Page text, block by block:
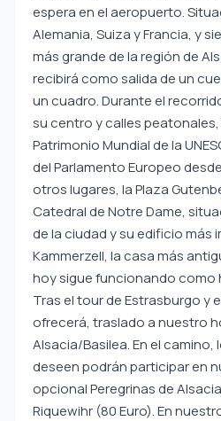
espera en el aeropuerto.
Alemania, Suiza y Francia, y
más grande de la región de
recibirá como salida de un
un cuadro. Durante el
su centro y calles
Patrimonio Mundial de la
del Parlamento Europeo
otros lugares, la Plaza
Catedral de Notre Dame,
de la ciudad y su edificio más
Kammerzell, la casa más
hoy sigue funcionando como
Tras el tour de Estrasburgo y
ofrecerá, traslado a nuestro
Alsacia/Basilea. En el
deseen podrán participar en
opcional Peregrinas de
Riquewihr (80 Euro). En